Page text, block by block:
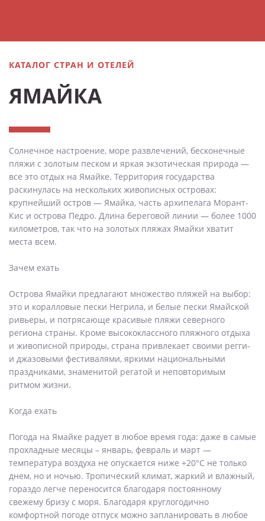
КАТАЛОГ СТРАН И ОТЕЛЕЙ
ЯМАЙКА
Солнечное настроение, море развлечений, бесконечные
пляжи с золотым песком и яркая экзотическая природа —
все это отдых на Ямайке. Территория государства
раскинулась на нескольких живописных островах:
крупнейший остров — Ямайка, часть архипелага Морант-
Кис и острова Педро. Длина береговой линии — более 1000
километров, так что на золотых пляжах Ямайки хватит
места всем.
Зачем ехать
Острова Ямайки предлагают множество пляжей на выбор:
это и коралловые пески Негрила, и белые пески Ямайской
ривьеры, и потрясающе красивые пляжи северного
региона страны. Кроме высококлассного пляжного отдыха
и живописной природы, страна привлекает своими регги-
и джазовыми фестивалями, яркими национальными
праздниками, знаменитой регатой и неповторимым
ритмом жизни.
Когда ехать
Погода на Ямайке радует в любое время года: даже в самые
прохладные месяцы – январь, февраль и март —
температура воздуха не опускается ниже +20°С не только
днем, но и ночью. Тропический климат, жаркий и влажный,
гораздо легче переносится благодаря постоянному
свежему бризу с моря. Благодаря круглогодично
комфортной погоде отпуск можно запланировать в любое